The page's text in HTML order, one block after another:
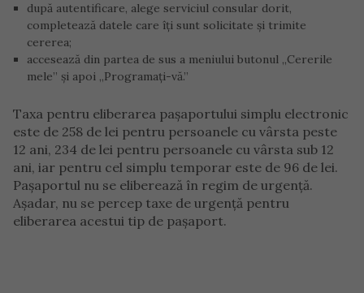
după autentificare, alege serviciul consular dorit,
completează datele care îți sunt solicitate și trimite
cererea;
accesează din partea de sus a meniului butonul „Cererile
mele” și apoi „Programați-vă.”
Taxa pentru eliberarea paşaportului simplu electronic
este de 258 de lei pentru persoanele cu vârsta peste
12 ani, 234 de lei pentru persoanele cu vârsta sub 12
ani, iar pentru cel simplu temporar este de 96 de lei.
Paşaportul nu se eliberează în regim de urgenţă.
Aşadar, nu se percep taxe de urgenţă pentru
eliberarea acestui tip de paşaport.